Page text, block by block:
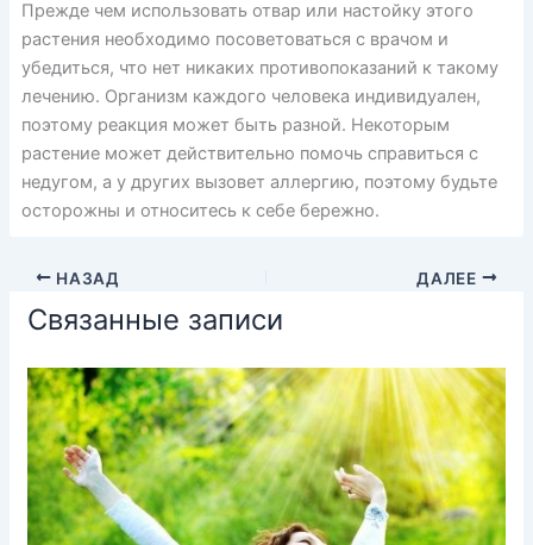
Прежде чем использовать отвар или настойку этого
растения необходимо посоветоваться с врачом и
убедиться, что нет никаких противопоказаний к такому
лечению. Организм каждого человека индивидуален,
поэтому реакция может быть разной. Некоторым
растение может действительно помочь справиться с
недугом, а у других вызовет аллергию, поэтому будьте
осторожны и относитесь к себе бережно.
НАЗАД ДАЛЕЕ
Связанные записи